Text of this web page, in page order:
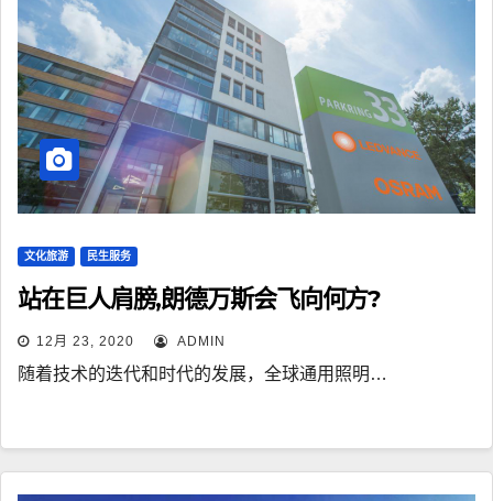
文化旅游 民生服务
站在巨人肩膀,朗德万斯会飞向何方?
12月 23, 2020 ADMIN
随着技术的迭代和时代的发展，全球通用照明…